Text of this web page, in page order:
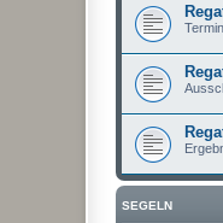
SEGELN